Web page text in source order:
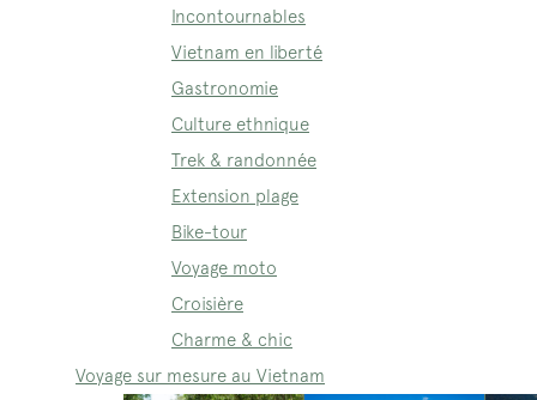
Incontournables
Vietnam en liberté
Gastronomie
Culture ethnique
Trek & randonnée
Extension plage
Bike-tour
Voyage moto
Croisière
Charme & chic
Voyage sur mesure au Vietnam